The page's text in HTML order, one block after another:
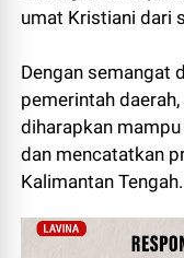
umat Kristiani dari
Dengan semangat
pemerintah
diharapkan
dan mencatatkan
Kalimantan